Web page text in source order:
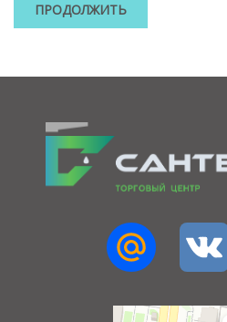
ПРОДОЛЖИТЬ